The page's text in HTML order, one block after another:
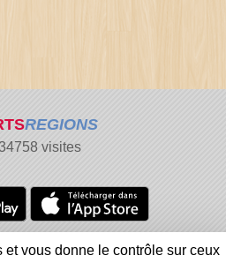
REGIONS
visites
Gestion des cookies
vous donne le contrôle sur ceux